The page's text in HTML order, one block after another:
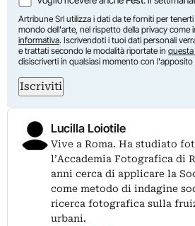
Artribune Srl utilizza i dati da te forniti per
mondo dell'arte, nel rispetto della privacy come
informativa. Iscrivendoti i tuoi dati personali
e trattati secondo le modalità riportate in
disiscriverti in qualsiasi momento con l'apposito
Iscriviti
Lucilla Loiotile
Vive a Roma. Ha studiato
l’Accademia Fotografica di
anni cerca di applicare la
come metodo di indagine
ricerca fotografica sulla
urbani.